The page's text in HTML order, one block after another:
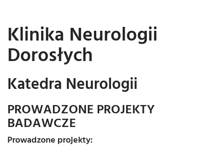
Klinika Neurologii
Dorosłych
Katedra Neurologii
PROWADZONE PROJEKTY
BADAWCZE
Prowadzone projekty: